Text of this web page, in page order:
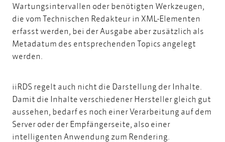
Wartungsintervallen oder benötigten Werkzeugen,
die vom Technischen Redakteur in XML-Elementen
erfasst werden, bei der Ausgabe aber zusätzlich als
Metadatum des entsprechenden Topics angelegt
werden.
iiRDS regelt auch nicht die Darstellung der Inhalte.
Damit die Inhalte verschiedener Hersteller gleich gut
aussehen, bedarf es noch einer Verarbeitung auf dem
Server oder der Empfängerseite, also einer
intelligenten Anwendung zum Rendering.